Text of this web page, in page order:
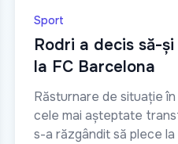
Sport
Rodri a decis să-
la FC Barcelona
Răsturnare de situație
cele mai așteptate
s-a răzgândit să plece la